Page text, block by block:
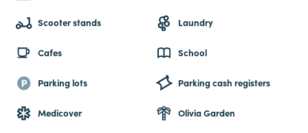
Scooter stands Laundry
Cafes School
Parking lots Parking cash registers
Medicover Olivia Garden